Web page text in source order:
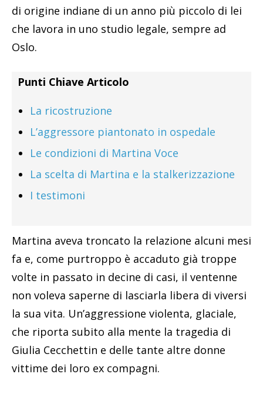
di origine indiane di un anno più piccolo di lei
che lavora in uno studio legale, sempre ad
Oslo.
Punti Chiave Articolo
La ricostruzione
L’aggressore piantonato in ospedale
Le condizioni di Martina Voce
La scelta di Martina e la stalkerizzazione
I testimoni
Martina aveva troncato la relazione alcuni mesi
fa e, come purtroppo è accaduto già troppe
volte in passato in decine di casi, il ventenne
non voleva saperne di lasciarla libera di viversi
la sua vita. Un’aggressione violenta, glaciale,
che riporta subito alla mente la tragedia di
Giulia Cecchettin e delle tante altre donne
vittime dei loro ex compagni.